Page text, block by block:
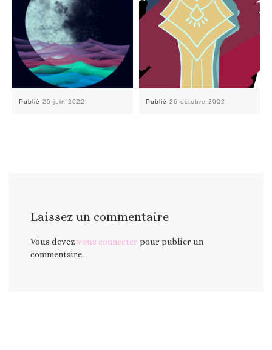
Publié 25 juin 2022 Publié 26 octobre 2022
Laissez un commentaire
Vous devezvous connecter pour publier un
commentaire.